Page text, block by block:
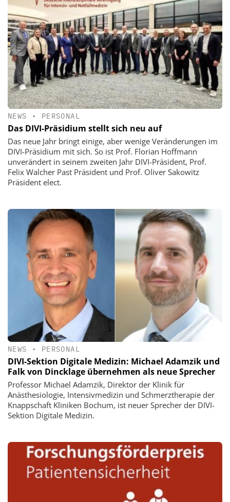
NEWS • PERSONAL
Das DIVI-Präsidium stellt sich neu auf
Das neue Jahr bringt einige, aber wenige Veränderungen im
DIVI-Präsidium mit sich. So ist Prof. Florian Hoffmann
unverändert in seinem zweiten Jahr DIVI-Präsident, Prof.
Felix Walcher Past Präsident und Prof. Oliver Sakowitz
Präsident elect.
NEWS • PERSONAL
DIVI-Sektion Digitale Medizin: Michael Adamzik und
Falk von Dincklage übernehmen als neue Sprecher
Professor Michael Adamzik, Direktor der Klinik für
Anästhesiologie, Intensivmedizin und Schmerztherapie der
Knappschaft Kliniken Bochum, ist neuer Sprecher der DIVI-
Sektion Digitale Medizin.